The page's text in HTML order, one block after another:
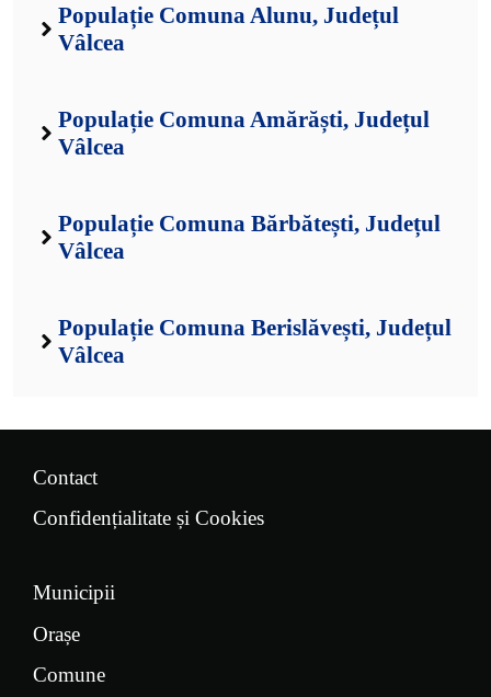
Populație Comuna Alunu, Județul
Vâlcea
Populație Comuna Amărăști, Județul
Vâlcea
Populație Comuna Bărbătești, Județul
Vâlcea
Populație Comuna Berislăvești, Județul
Vâlcea
Contact
Confidențialitate și Cookies
Municipii
Orașe
Comune